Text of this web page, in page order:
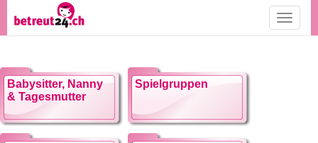
Toggle
Babysitter, Nanny
& Tagesmutter
Spielgruppen